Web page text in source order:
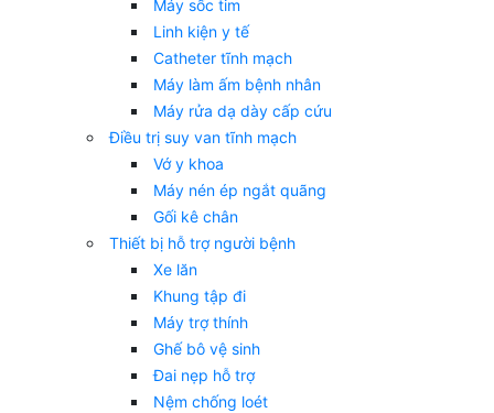
Máy sốc tim
Linh kiện y tế
Catheter tĩnh mạch
Máy làm ấm bệnh nhân
Máy rửa dạ dày cấp cứu
Điều trị suy van tĩnh mạch
Vớ y khoa
Máy nén ép ngắt quãng
Gối kê chân
Thiết bị hỗ trợ người bệnh
Xe lăn
Khung tập đi
Máy trợ thính
Ghế bô vệ sinh
Đai nẹp hỗ trợ
Nệm chống loét